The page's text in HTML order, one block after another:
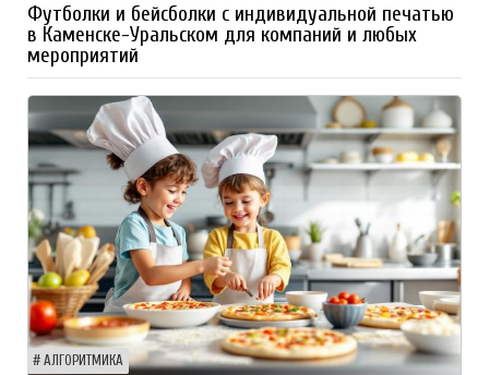
Футболки и бейсболки с индивидуальной печатью
в Каменске-Уральском для компаний и любых
мероприятий
АЛГОРИТМИКА